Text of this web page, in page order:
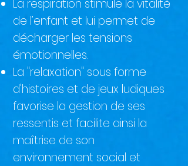
La respiration stimule la vitalité
de l’enfant et lui permet de
décharger les tensions
émotionnelles.
La "relaxation" sous forme
d'histoires et de jeux ludiques
favorise la gestion de ses
ressentis et facilite ainsi la
maîtrise de son
environnement social et